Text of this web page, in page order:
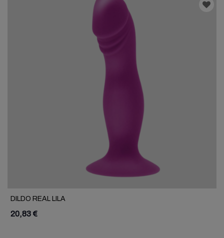
DILDO REAL LILA
20,83 €